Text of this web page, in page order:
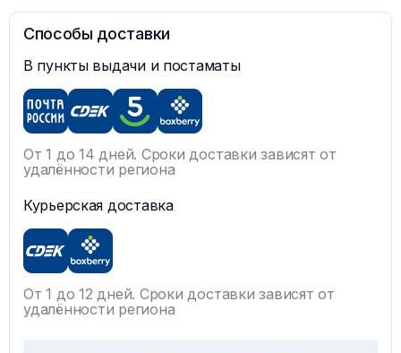
Способы доставки
В пункты выдачи и постаматы
От 1 до 14 дней. Сроки доставки зависят от
удалённости региона
Курьерская доставка
От 1 до 12 дней. Сроки доставки зависят от
удалённости региона